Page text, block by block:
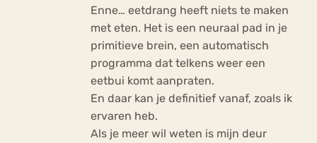
Enne… eetdrang heeft niets te maken
met eten. Het is een neuraal pad in je
primitieve brein, een automatisch
programma dat telkens weer een
eetbui komt aanpraten.
En daar kan je definitief vanaf, zoals ik
ervaren heb.
Als je meer wil weten is mijn deur